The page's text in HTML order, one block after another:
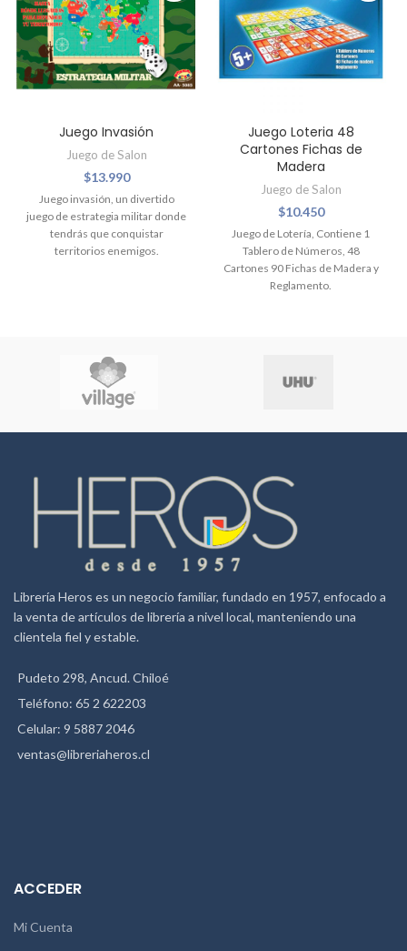
Juego Invasión
Juego de Salon
$13.990
Juego invasión, un divertido
juego de estrategia militar donde
tendrás que conquistar
territorios enemigos.
Juego Loteria 48
Cartones Fichas de
Madera
Juego de Salon
$10.450
Juego de Lotería, Contiene 1
Tablero de Números, 48
Cartones 90 Fichas de Madera y
Reglamento.
Librería Heros es un negocio familiar, fundado en 1957, enfocado a
la venta de artículos de librería a nivel local, manteniendo una
clientela fiel y estable.
Pudeto 298, Ancud. Chiloé
Teléfono: 65 2 622203
Celular: 9 5887 2046
ventas@libreriaheros.cl
ACCEDER
Mi Cuenta